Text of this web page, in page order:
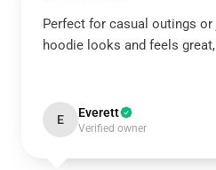
Perfect for casual outings
hoodie looks and feels
E Everett
Verified owner